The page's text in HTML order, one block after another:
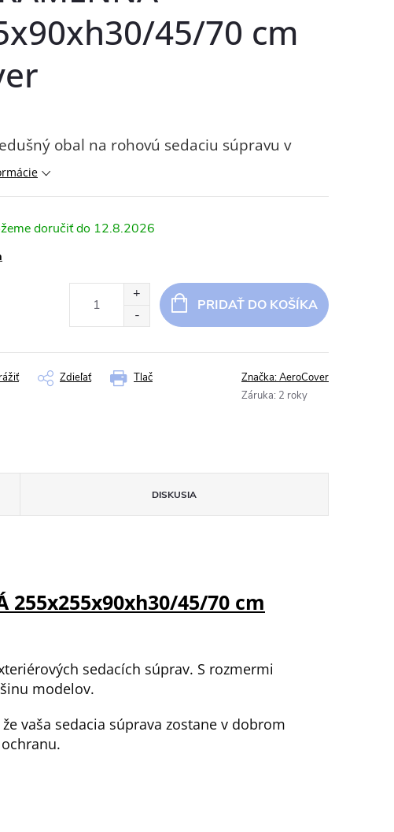
45/70 cm
obal na rohovú sedaciu súpravu v
12.8.2026
PRIDAŤ DO KOŠÍKA
Tlač
Zdieľať Značka:AeroCover
Záruka: 2 roky
DISKUSIA
45/70 cm
sedacích súprav. S rozmermi
modelov.
vaša sedacia súprava zostane v dobrom